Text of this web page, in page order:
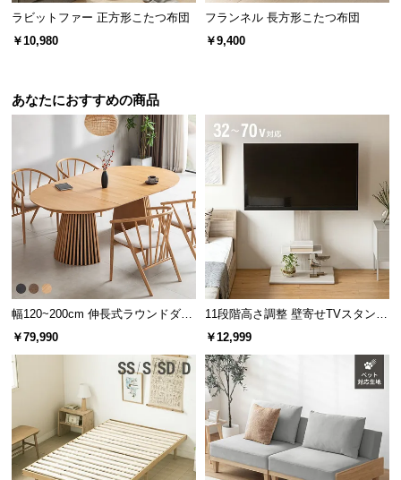
ナチュラル
ラビットファー 正方形こたつ布団
￥10,980
フランネル 長方形こたつ布団
￥9,400
あなたにおすすめの商品
幅120~200cm 伸長式ラウンドダイ
ニングテーブル 6人掛け 天然木突
板 美しい格子デザイン
￥79,990
11段階高さ調整 壁寄せTVスタンド
キャスター付き 上下左右角度調節
￥12,999